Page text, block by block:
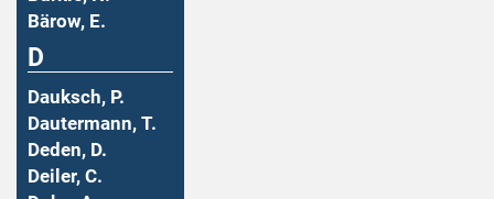
Bärow, E.
D
Dauksch, P.
Dautermann, T.
Deden, D.
Deiler, C.